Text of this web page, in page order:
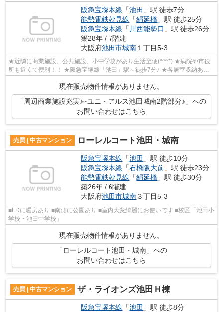
阪急宝塚本線 「池田 」駅 徒歩7分
能勢電鉄妙見線 「絹延橋 」駅 徒歩25分
阪急宝塚本線 「 川西能勢口 」駅 徒歩26分
築28年 / 7階建
大阪府池田市城南 １丁目5-3
★近隣に商業施設、公共施設、小中学校があり生活至便(*^^*) ★病院や市役
所も近くて便利！！ ★阪急宝塚線「池田」駅～徒歩7分♪ ★各居室収納あり
(^^♪
現在販売物件情報がありません。
「周辺商業施設充実♪~ユニ・アルス池田城南2階部分♪」への
お問い合わせはこちら
売買 | 中古マンション ローレルコート池田・城南
阪急宝塚本線 「池田 」駅 徒歩10分
阪急宝塚本線 「石橋阪大前 」駅 徒歩23分
能勢電鉄妙見線 「絹延橋 」駅 徒歩30分
築26年 / 6階建
大阪府池田市城南３丁目5-3
■LDに暖房あり ■南側に公園あり ■室内大変綺麗にお使いです ■校区「池田小
学校・池田中学校」
現在販売物件情報がありません。
「ローレルコート池田・城南」への
お問い合わせはこちら
売買 | 中古マンション ザ・ライオンズ池田Ｈ棟
阪急宝塚本線 「池田 」駅 徒歩8分